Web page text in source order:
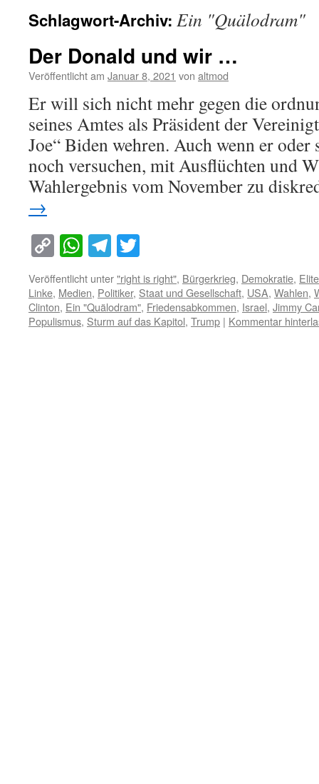
Schlagwort-Archiv: Ein "Quälodram"
Der Donald und wir …
Veröffentlicht am Januar 8, 2021 von altmod
Er will sich nicht mehr gegen die
seines Amtes als Präsident der
Joe“ Biden wehren. Auch wenn er
noch versuchen, mit Ausflüchten und
Wahlergebnis vom November zu
→
Copy
Link
WhatsApp
Telegram
Veröffentlicht unter"right is right", Bürgerkrieg, Demokratie,
Linke, Medien, Politiker, Staat und Gesellschaft, USA, Wahlen,
Clinton, Ein "Quälodram", Friedensabkommen, Israel, Jimmy
Populismus, Sturm auf das Kapitol, Trump | Kommentar